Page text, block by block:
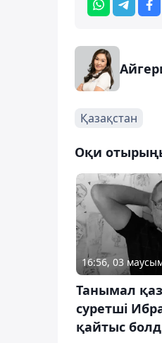
Қазақстан
Оқи
16:56, 03
Танымал
суретші
қайтыс